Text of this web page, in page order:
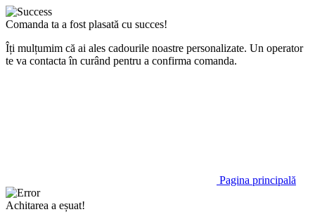
Comanda ta a fost plasată cu succes!
Îți mulțumim că ai ales cadourile noastre personalizate. Un operator
te va contacta în curând pentru a confirma comanda.
Pagina principală
Achitarea a eșuat!